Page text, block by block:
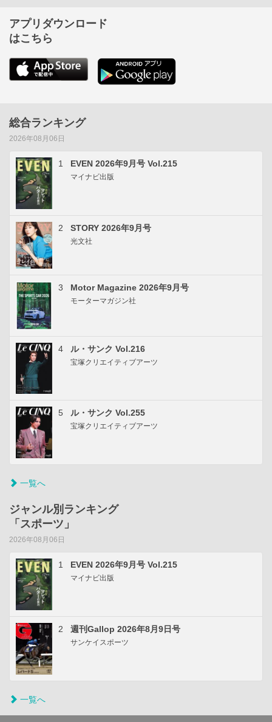
アプリダウンロード
はこちら
総合ランキング
2026年08月06日
1 EVEN 2026年9月号 Vol.215
マイナビ出版
2 STORY 2026年9月号
光文社
3 Motor Magazine 2026年9月号
モーターマガジン社
4 ル・サンク Vol.216
宝塚クリエイティブアーツ
5 ル・サンク Vol.255
宝塚クリエイティブアーツ
一覧へ
ジャンル別ランキング
「スポーツ」
2026年08月06日
1 EVEN 2026年9月号 Vol.215
マイナビ出版
2 週刊Gallop 2026年8月9日号
サンケイスポーツ
一覧へ